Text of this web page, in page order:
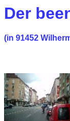
Der
(in 91452